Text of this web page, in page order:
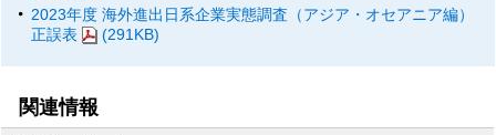
2023年度 海外進出日系企業実態調査（アジア・オセアニア編）
正誤表
(291KB)
関連情報